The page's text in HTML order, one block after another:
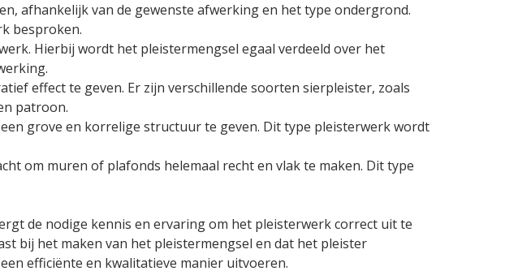
afhankelijk van de gewenste afwerking en het type ondergrond.
besproken.
Hierbij wordt het pleistermengsel egaal verdeeld over het
effect te geven. Er zijn verschillende soorten sierpleister, zoals
patroon.
grove en korrelige structuur te geven. Dit type pleisterwerk wordt
om muren of plafonds helemaal recht en vlak te maken. Dit type
de nodige kennis en ervaring om het pleisterwerk correct uit te
bij het maken van het pleistermengsel en dat het pleister
efficiënte en kwalitatieve manier uitvoeren.